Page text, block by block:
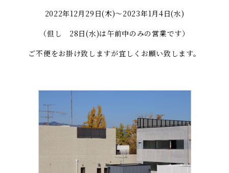
2022年12月29日(木)～2023年1月4日(水)
（但し 28日(水)は午前中のみの営業です）
ご不便をお掛け致しますが宜しくお願い致します。